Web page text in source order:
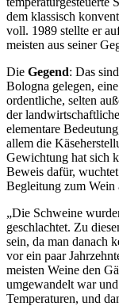
dem klassisch
voll. 1989 stellte er
meisten aus seiner
Die Gegend: Das
Bologna gelegen,
ordentliche, selten
der
elementare
allem die
Gewichtung hat sich
Beweis dafür,
Begleitung zum Wein
„Die Schweine
geschlachtet. Zu
sein, da man danach
vor ein paar
meisten Weine den
umgewandelt war
Temperaturen, und